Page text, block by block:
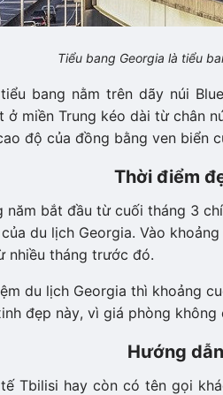
Tiểu bang Georgia là tiểu
bang nằm trên dãy núi
ở miền Trung kéo dài từ chân
độ của đồng bằng ven biển
Thời điểm
năm bắt đầu từ cuối tháng 3
du lịch Georgia. Vào
nhiều tháng trước đó.
du lịch Georgia thì khoảng
đẹp này, vì giá phòng
Hướng
Tbilisi hay còn có tên gọi